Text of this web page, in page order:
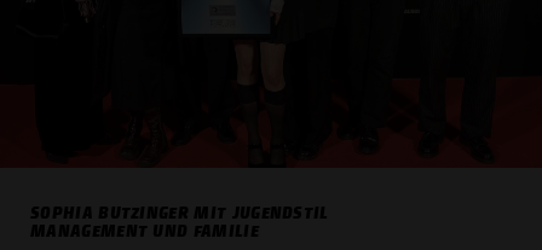
SOPHIA BUTZINGER MIT JUGENDSTIL
MANAGEMENT UND FAMILIE